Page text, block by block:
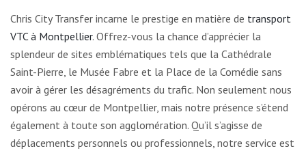
Chris City Transfer incarne le prestige en matière de transport
VTC à Montpellier. Offrez-vous la chance d’apprécier la
splendeur de sites emblématiques tels que la Cathédrale
Saint-Pierre, le Musée Fabre et la Place de la Comédie sans
avoir à gérer les désagréments du trafic. Non seulement nous
opérons au cœur de Montpellier, mais notre présence s’étend
également à toute son agglomération. Qu’il s’agisse de
déplacements personnels ou professionnels, notre service est